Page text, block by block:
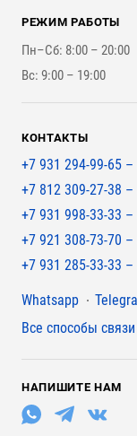
Наши работы
Стройматериалы
Инструменты
Для бутерброда
Для наружной
Для покрытия
РЕЖИМ РАБОТЫ
Пн–Сб: 8:00 – 20:00
Вс: 9:00 – 19:00
КОНТАКТЫ
+7 931 294-99-65 –
+7 812 309-27-38 –
+7 931 998-33-33 –
+7 921 308-73-70 –
+7 931 285-33-33 –
Мессенджеры
Whatsapp
Все способы
НАПИШИТЕ НАМ